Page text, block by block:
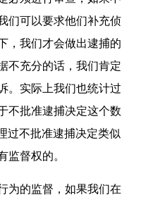
们可以要求他们补充侦
，我们才会做出逮捕的
不充分的话，我们肯定
。实际上我们也统计过
不批准逮捕决定这个数
过不批准逮捕决定类似
督权的。
的监督，如果我们在